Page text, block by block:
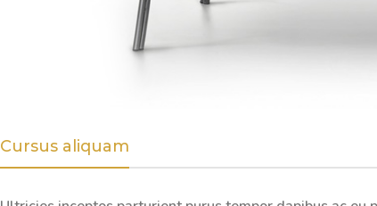
Cursus aliquam